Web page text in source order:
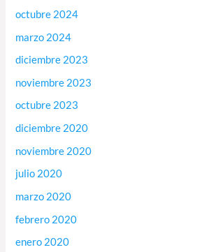
octubre 2024
marzo 2024
diciembre 2023
noviembre 2023
octubre 2023
diciembre 2020
noviembre 2020
julio 2020
marzo 2020
febrero 2020
enero 2020